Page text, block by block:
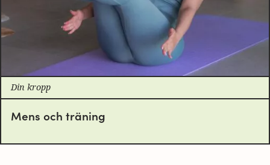
Din kropp
Mens och träning